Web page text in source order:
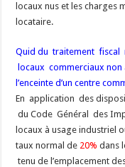
locaux nus et les charges
locataire.
Quid du traitement fiscal
locaux commerciaux
l’enceinte d’un centre
En application des
du Code Général des
locaux à usage industriel
taux normal de 20% dans
tenu de l’emplacement